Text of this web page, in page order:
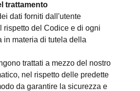
trattamento
dati forniti dall'utente
rispetto del Codice e di ogni
in materia di tutela della
trattati a mezzo del nostro
nel rispetto delle predette
da garantire la sicurezza e